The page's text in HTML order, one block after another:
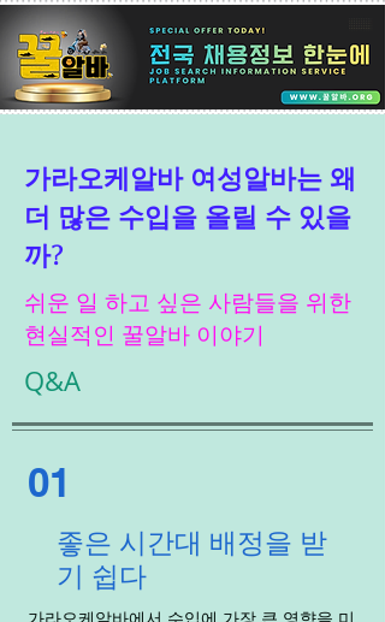
가라오케알바 여성알바는 왜
더 많은 수입을 올릴 수 있을
까?
쉬운 일 하고 싶은 사람들을 위한
현실적인 꿀알바 이야기
Q&A
01
좋은 시간대 배정을 받
기 쉽다